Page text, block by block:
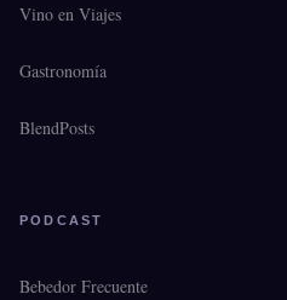
Vino en Viajes
Gastronomía
BlendPosts
PODCAST
Bebedor Frecuente